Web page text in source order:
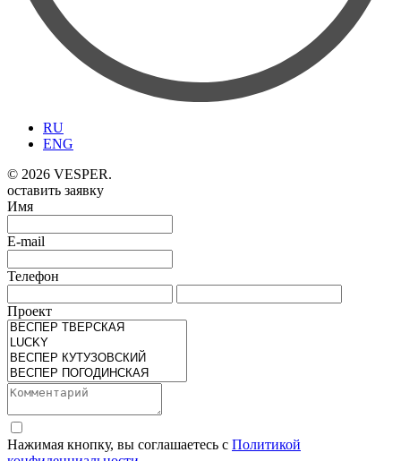
RU
ENG
© 2026 VESPER.
оставить заявку
Имя
E-mail
Телефон
Проект
Нажимая кнопку, вы соглашаетесь с Политикой